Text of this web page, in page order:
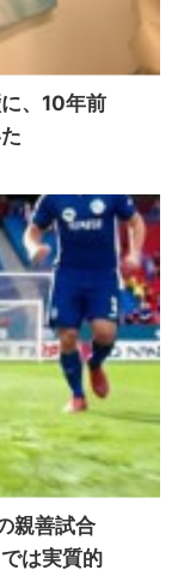
、10年前
親善試合
は実質的